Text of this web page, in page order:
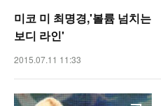
미코 미 최명경,'볼륨 넘치는
보디 라인'
2015.07.11 11:33